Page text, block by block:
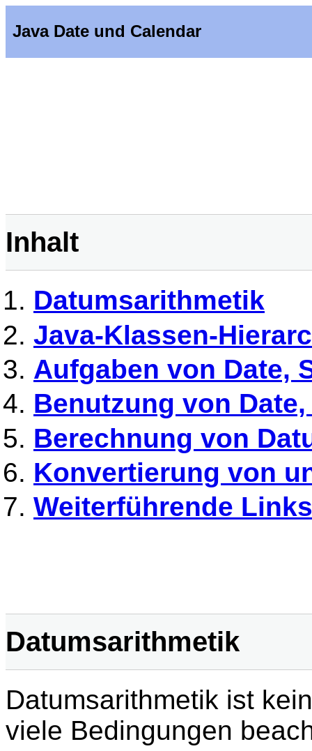
Java Date und Calendar
Inhalt
Datumsarithmetik
Java-Klassen-
Aufgaben von Date,
Benutzung von
Berechnung von
Konvertierung von
Weiterführende Links
Datumsarithmetik
Datumsarithmetik ist
viele Bedingungen